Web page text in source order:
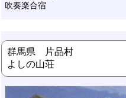
吹奏楽合宿
群馬県 片品村
よしの山荘